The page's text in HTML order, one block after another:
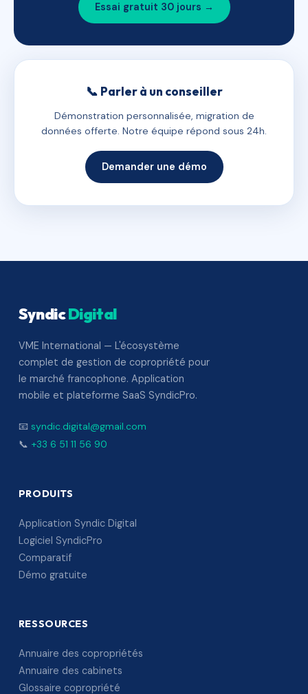
Essai gratuit 30 jours →
📞 Parler à un conseiller
Démonstration personnalisée, migration de
données offerte. Notre équipe répond sous 24h.
Demander une démo
SyndicDigital
VME International — L'écosystème
complet de gestion de copropriété pour
le marché francophone. Application
mobile et plateforme SaaS SyndicPro.
📧 syndic.digital@gmail.com
📞 +33 6 51 11 56 90
PRODUITS
Application Syndic Digital
Logiciel SyndicPro
Comparatif
Démo gratuite
RESSOURCES
Annuaire des copropriétés
Annuaire des cabinets
Glossaire copropriété